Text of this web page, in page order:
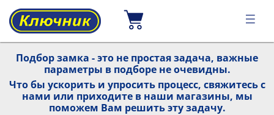
Подбор замка - это не простая задача, важные
параметры в подборе не очевидны.
Что бы ускорить и упросить процесс, свяжитесь с
нами или приходите в наши магазины, мы
поможем Вам решить эту задачу.